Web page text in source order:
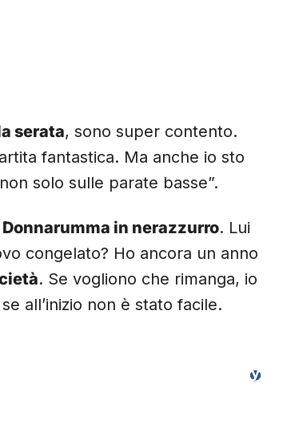
serata, sono super contento.
fantastica. Ma anche io sto
solo sulle parate basse”.
Donnarumma in nerazzurro. Lui
congelato? Ho ancora un anno
. Se vogliono che rimanga, io
all’inizio non è stato facile.